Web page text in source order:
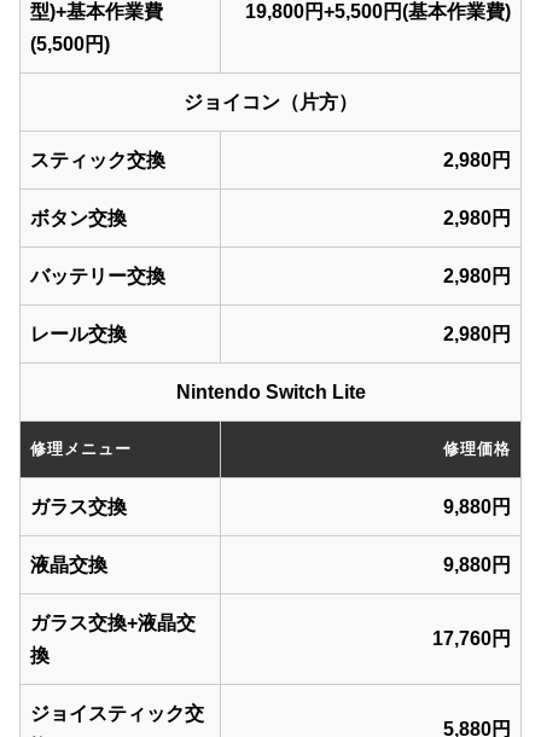
型)+基本作業費
(5,500円)
19,800円+5,500円(基本作業費)
ジョイコン（片方）
スティック交換 2,980円
ボタン交換 2,980円
バッテリー交換 2,980円
レール交換 2,980円
Nintendo Switch Lite
修理メニュー 修理価格
ガラス交換 9,880円
液晶交換 9,880円
ガラス交換+液晶交
換
17,760円
ジョイスティック交
5,880円